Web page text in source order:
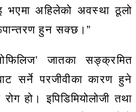
भएमा अहिलेको अवस्था ठूलो
हुन सक्छ।”
जातका सङ्क्रमित
सर्ने परजीवीका कारण हुने
हो। इपिडिमियोलोजी तथा